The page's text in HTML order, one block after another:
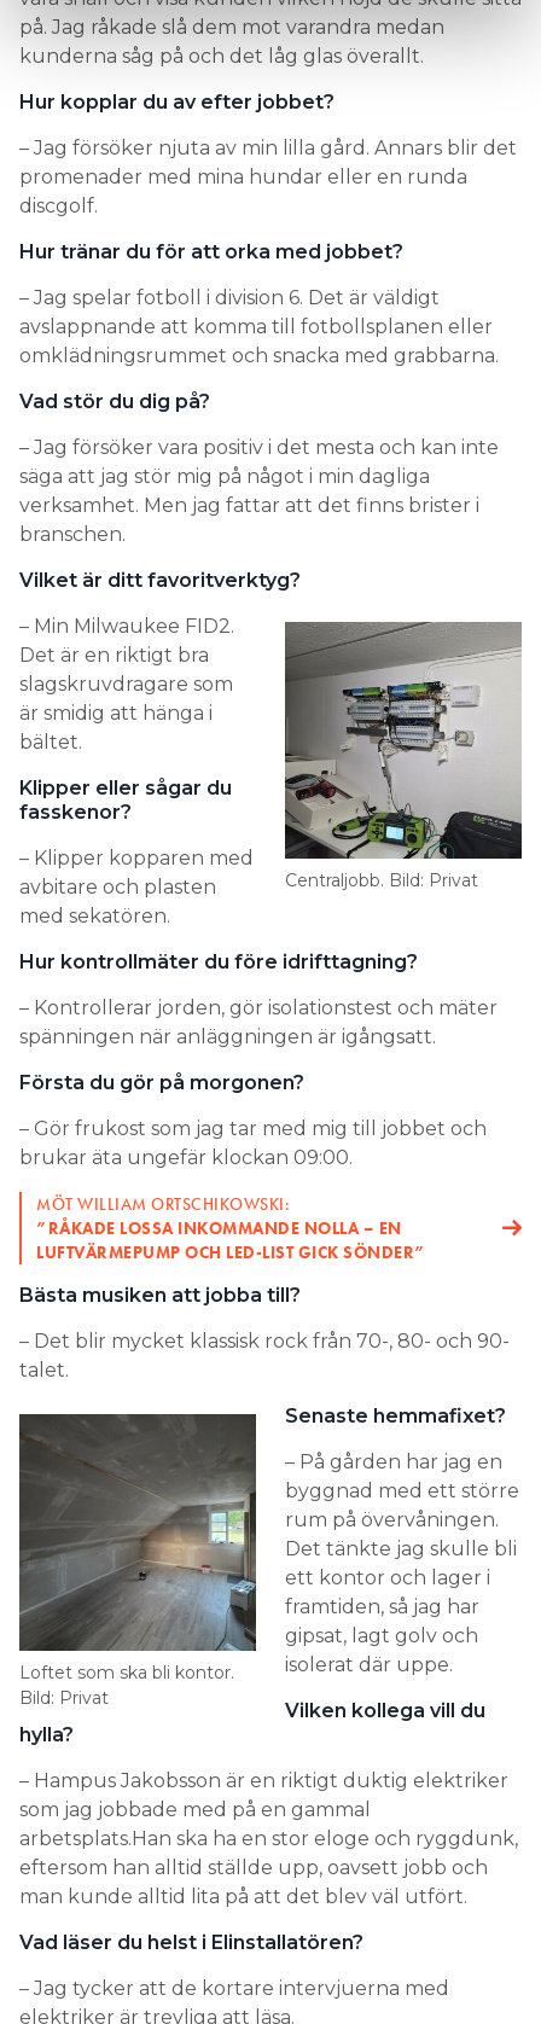
på. Jag råkade slå dem mot varandra medan
kunderna såg på och det låg glas överallt.
Hur kopplar du av efter jobbet?
– Jag försöker njuta av min lilla gård. Annars blir det
promenader med mina hundar eller en runda
discgolf.
Hur tränar du för att orka med jobbet?
– Jag spelar fotboll i division 6. Det är väldigt
avslappnande att komma till fotbollsplanen eller
omklädningsrummet och snacka med grabbarna.
Vad stör du dig på?
– Jag försöker vara positiv i det mesta och kan inte
säga att jag stör mig på något i min dagliga
verksamhet. Men jag fattar att det finns brister i
branschen.
Vilket är ditt favoritverktyg?
Centraljobb. Bild: Privat
– Min Milwaukee FID2.
Det är en riktigt bra
slagskruvdragare som
är smidig att hänga i
bältet.
Klipper eller sågar du
fasskenor?
– Klipper kopparen med
avbitare och plasten
med sekatören.
Hur kontrollmäter du före idrifttagning?
– Kontrollerar jorden, gör isolationstest och mäter
spänningen när anläggningen är igångsatt.
Första du gör på morgonen?
– Gör frukost som jag tar med mig till jobbet och
brukar äta ungefär klockan 09:00.
MÖT WILLIAM ORTSCHIKOWSKI:
”RÅKADE LOSSA INKOMMANDE NOLLA – EN
LUFTVÄRMEPUMP OCH LED-LIST GICK SÖNDER”
Bästa musiken att jobba till?
– Det blir mycket klassisk rock från 70-, 80- och 90-
talet.
Loftet som ska bli kontor.
Bild: Privat
Senaste hemmafixet?
– På gården har jag en
byggnad med ett större
rum på övervåningen.
Det tänkte jag skulle bli
ett kontor och lager i
framtiden, så jag har
gipsat, lagt golv och
isolerat där uppe.
Vilken kollega vill du
hylla?
– Hampus Jakobsson är en riktigt duktig elektriker
som jag jobbade med på en gammal
arbetsplats.Han ska ha en stor eloge och ryggdunk,
eftersom han alltid ställde upp, oavsett jobb och
man kunde alltid lita på att det blev väl utfört.
Vad läser du helst i Elinstallatören?
– Jag tycker att de kortare intervjuerna med
elektriker är trevliga att läsa.